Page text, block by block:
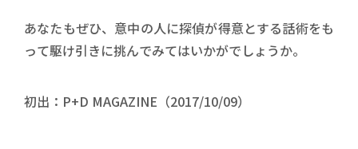
あなたもぜひ、意中の人に探偵が得意とする話術をも
って駆け引きに挑んでみてはいかがでしょうか。
初出：P+D MAGAZINE（2017/10/09）